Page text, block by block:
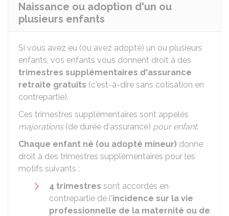
Naissance ou adoption d'un ou
plusieurs enfants
Si vous avez eu (ou avez adopté) un ou plusieurs
enfants, vos enfants vous donnent droit à des
trimestres supplémentaires d'assurance
retraite gratuits (c'est-à-dire sans cotisation en
contrepartie).
Ces trimestres supplémentaires sont appelés
majorations(de durée d'assurance) pour enfant.
Chaque enfant né (ou adopté mineur) donne
droit à des trimestres supplémentaires pour les
motifs suivants :
4 trimestres sont accordés en
contrepartie de l'incidence sur la vie
professionnelle de la maternité ou de